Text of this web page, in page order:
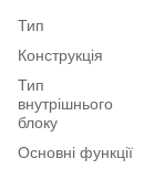
Тип
Конструкція
Тип
внутрішнього
блоку
Основні функції